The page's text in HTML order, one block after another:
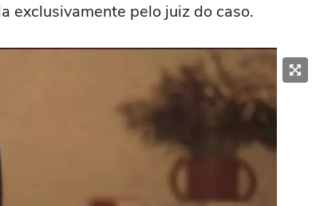
exclusivamente pelo juiz do caso.